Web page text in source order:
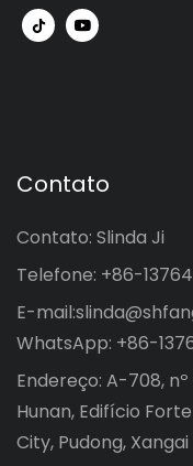
Contato
Contato: Slinda Ji
Telefone: +86-
E-mail:
WhatsApp: +86-
Endereço: A-708, nº
Hunan, Edifício
City, Pudong, Xangai